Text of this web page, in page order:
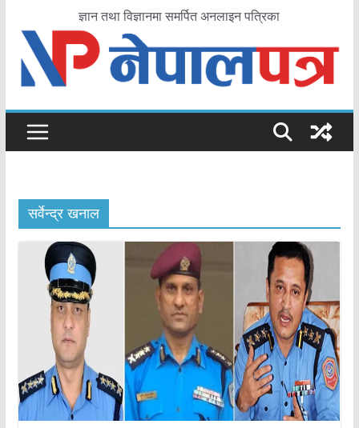
ज्ञान तथा विज्ञानमा समर्पित अनलाइन पत्रिका
सर्वेन्द्र खनाल